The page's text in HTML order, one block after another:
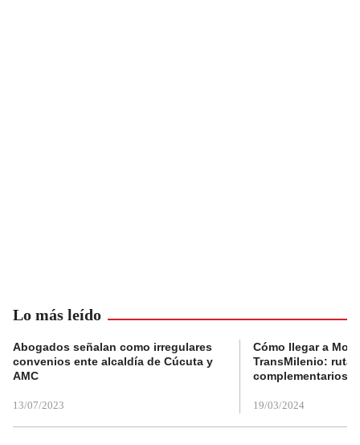
Lo más leído
Abogados señalan como irregulares
convenios ente alcaldía de Cúcuta y
AMC
13/07/2023
Cómo llegar a
TransMilenio:
complementarios
19/03/2024